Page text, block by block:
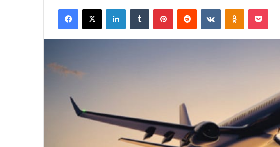
courriel
Facebook
X LinkedinTumblr PinterestReddit VKontakte